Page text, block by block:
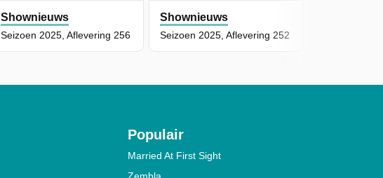
Shownieuws
Seizoen 2025, Aflevering 256
Shownieuws
Seizoen 2025, Aflevering 252
Populair
Married At First Sight